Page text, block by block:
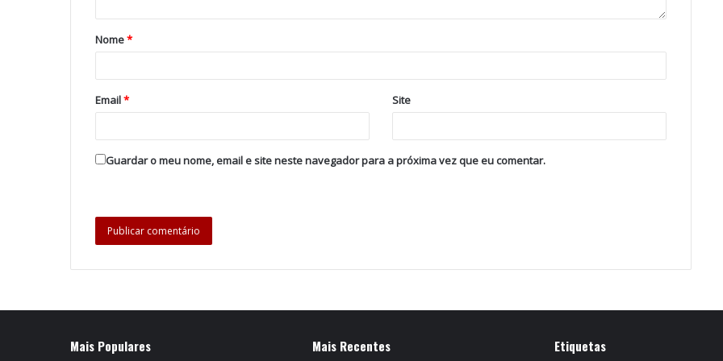
Nome*
Email* Site
Guardar o meu nome, email e site neste navegador para a próxima vez que eu comentar.
Mais Populares Mais Recentes Etiquetas